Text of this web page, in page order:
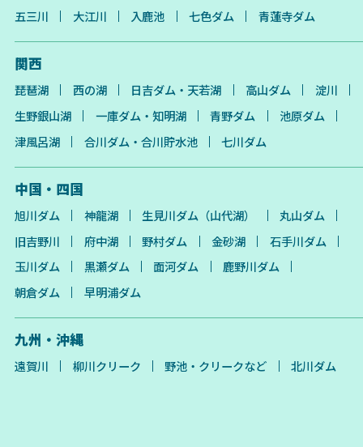
五三川 大江川 入鹿池 七色ダム 青蓮寺ダム
関西
琵琶湖 西の湖 日吉ダム・天若湖 高山ダム
淀川
生野銀山湖
一庫ダム・知明湖 青野ダム
池原ダム
津風呂湖
合川ダム・合川貯水池 七川ダム
中国・四国
旭川ダム 神龍湖 生見川ダム（山代湖）
丸山ダム
旧吉野川
府中湖 野村ダム 金砂湖
石手川ダム
玉川ダム
黒瀬ダム 面河ダム
鹿野川ダム
朝倉ダム
早明浦ダム
九州・沖縄
遠賀川 柳川クリーク 野池・クリークなど 北川ダム